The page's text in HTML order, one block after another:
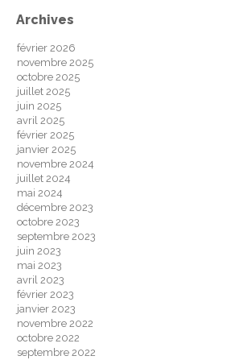
Archives
février 2026
novembre 2025
octobre 2025
juillet 2025
juin 2025
avril 2025
février 2025
janvier 2025
novembre 2024
juillet 2024
mai 2024
décembre 2023
octobre 2023
septembre 2023
juin 2023
mai 2023
avril 2023
février 2023
janvier 2023
novembre 2022
octobre 2022
septembre 2022